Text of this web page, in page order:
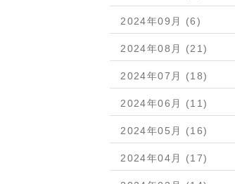
2024年09月 (6)
2024年08月 (21)
2024年07月 (18)
2024年06月 (11)
2024年05月 (16)
2024年04月 (17)